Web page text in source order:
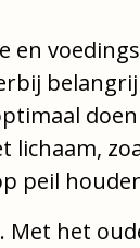
en
lichaam,
peil
Met het